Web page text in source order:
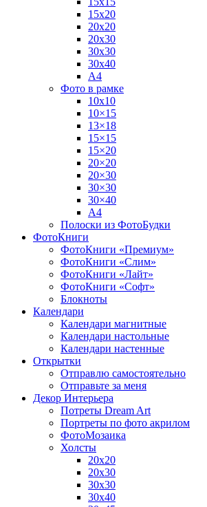
15х20
20х20
20х30
30х30
30х40
А4
Фото в рамке
10х10
10×15
13×18
15×15
15×20
20×20
20×30
30×30
30×40
A4
Полоски из ФотоБудки
ФотоКниги
ФотоКниги «Премиум»
ФотоКниги «Слим»
ФотоКниги «Лайт»
ФотоКниги «Софт»
Блокноты
Календари
Календари магнитные
Календари настольные
Календари настенные
Открытки
Отправлю самостоятельно
Отправьте за меня
Декор Интерьера
Потреты Dream Art
Портреты по фото акрилом
ФотоМозаика
Холсты
20х20
20х30
30х30
30х40